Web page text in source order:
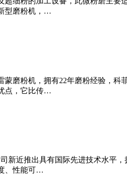
型磨粉机，…
蒙磨粉机，拥有22年磨粉经验，
点，它比传…
新近推出具有国际先进技术水平
、性能可…